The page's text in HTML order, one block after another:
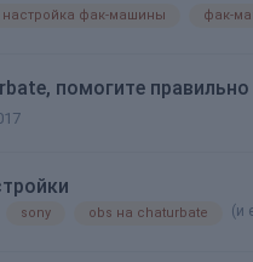
настройка фак-машины фак-
помогите правильно
sony obs на chaturbate (и